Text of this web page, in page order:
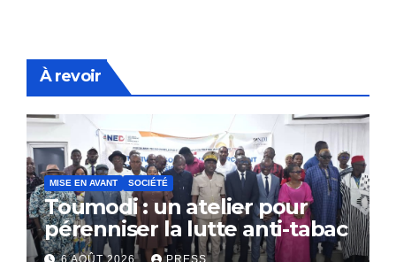
À revoir
MISE EN AVANT SOCIÉTÉ
Toumodi : un atelier pour
pérenniser la lutte anti-tabac